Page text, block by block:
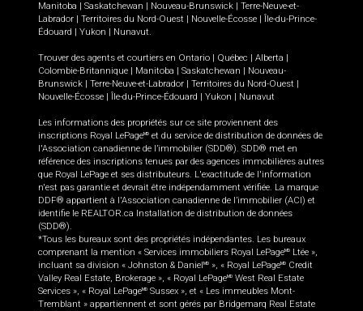
Manitoba
Saskatchewan Nouveau-Brunswick
Terre-Neuve-et-
Labrador
Territoires du Nord-Ouest Nouvelle-Écosse
Île-du-Prince-
Édouard
Yukon Nunavut.
Trouver des agents et courtiers en Ontario Québec Alberta
Colombie-Britannique
Manitoba Saskatchewan
Nouveau-
Brunswick
Terre-Neuve-et-Labrador Territoires du Nord-Ouest
Nouvelle-Écosse
Île-du-Prince-Édouard Yukon Nunavut
Les informations des propriétés sur ce site proviennent des
inscriptions Royal LePageMD et du service de distribution de données de
l'Association canadienne de l’immobilier (SDD®). SDD® met en
référence des inscriptions tenues par des agences immobilières autres
que Royal LePage et ses distributeurs. L'exactitude de l'information
n'est pas garantie et devrait être indépendamment vérifiée. La marque
DDF® appartient à l'Association canadienne de l’immobilier (ACI) et
identifie le REALTOR.ca Installation de distribution de données
(SDD®).
*Tous les bureaux sont des propriétés indépendantes. Les bureaux
comprenant la mention « Services immobiliers Royal LePageMD
Ltée »,
incluant sa division « Johnston & Daniel MD », « Royal LePageMD
Credit
Valley Real Estate, Brokerage », « Royal LePageMD West Real Estate
Services », « Royal LePageMD Sussex », et « Les immeubles Mont-
Tremblant » appartiennent et sont gérés par Bridgemarq Real Estate